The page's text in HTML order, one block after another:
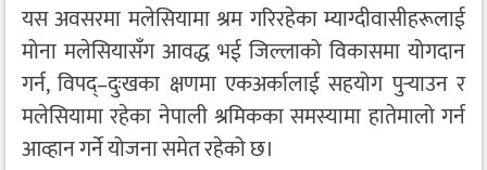
यस अवसरमा मलेसियामा श्रम गरिरहेका म्याग्दीवासीहरूलाई
मोना मलेसियासँग आवद्ध भई जिल्लाको विकासमा योगदान
गर्न, विपद्–दुःखका क्षणमा एकअर्कालाई सहयोग पुर्‍याउन र
मलेसियामा रहेका नेपाली श्रमिकका समस्यामा हातेमालो गर्न
आव्हान गर्ने योजना समेत रहेको छ।